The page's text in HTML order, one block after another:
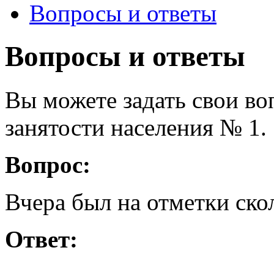
Вопросы и ответы
Вопросы и ответы
Вы можете задать свои
занятости населения № 1.
Вопрос:
Вчера был на отметки
Ответ: